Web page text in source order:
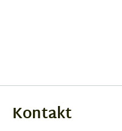
Kontakt